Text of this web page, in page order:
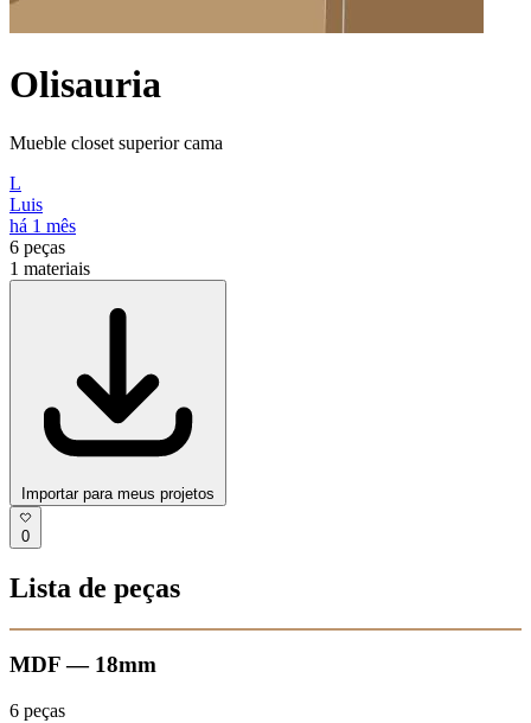
Olisauria
Mueble closet superior cama
L
Luis
há 1 mês
6 peças
1 materiais
Importar para meus projetos
0
Lista de peças
MDF — 18mm
6 peças